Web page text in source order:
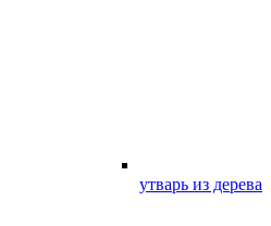
утварь из дерева